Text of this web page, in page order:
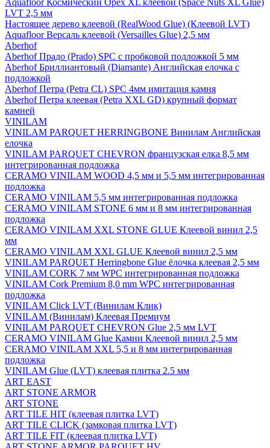
Aquafloor Космический Орех XL клеевой (Space Nuts XL Glue)
LVT 2,5 мм
Настоящее дерево клеевой (RealWood Glue) (Клеевой LVT)
Aquafloor Версаль клеевой (Versailles Glue) 2,5 мм
Aberhof
Aberhof Прадо (Prado) SPC с пробковой подложкой 5 мм
Aberhof Бриллиантовый (Diamante) Английская елочка с
подложкой
Aberhof Петра (Petra CL) SPC 4мм имитация камня
Aberhof Петра клеевая (Petra XXL GD) крупный формат
камней
VINILAM
VINILAM PARQUET HERRINGBONE Винилам Английская
елочка
VINILAM PARQUET CHEVRON французская елка 8,5 мм
интегрированная подложка
CERAMO VINILAM WOOD 4,5 мм и 5,5 мм интегрированная
подложка
CERAMO VINILAM 5,5 мм интегрированная подложка
CERAMO VINILAM STONE 6 мм и 8 мм интегрированная
подложка
CERAMO VINILAM XXL STONE GLUE Клеевой винил 2,5
мм
CERAMO VINILAM XXL GLUE Клеевой винил 2,5 мм
VINILAM PARQUET Herringbone Glue ёлочка клеевая 2,5 мм
VINILAM CORK 7 мм WPC интегрированная подложка
VINILAM Cork Premium 8,0 mm WPC интегрированная
подложка
VINILAM Click LVT (Винилам Клик)
VINILAM (Винилам) Клеевая Премиум
VINILAM PARQUET CHEVRON Glue 2,5 мм LVT
CERAMO VINILAM Glue Камни Клеевой винил 2,5 мм
CERAMO VINILAM XXL 5,5 и 8 мм интегрированная
подложка
VINILAM Glue (LVT) клеевая плитка 2.5 мм
ART EAST
ART STONE ARMOR
ART STONE
ART TILE HIT (клеевая плитка LVT)
ART TILE CLICK (замковая плитка LVT)
ART TILE FIT (клеевая плитка LVT)